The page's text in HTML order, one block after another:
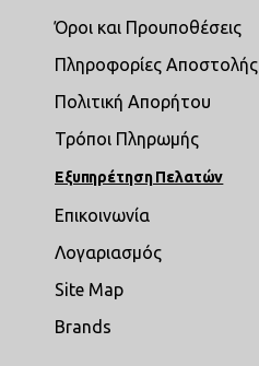
Όροι και Προυποθέσεις
Πληροφορίες Αποστολής
Πολιτική Απορήτου
Τρόποι Πληρωμής
Εξυπηρέτηση Πελατών
Επικοινωνία
Λογαριασμός
Site Map
Brands